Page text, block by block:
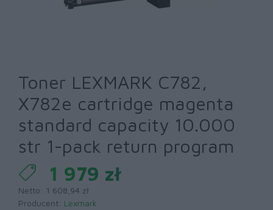
Toner LEXMARK C782,
X782e cartridge magenta
standard capacity 10.000
str 1-pack return program
1 979 zł
Netto: 1 608,94 zł
Producent: Lexmark